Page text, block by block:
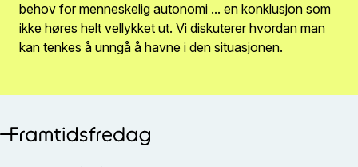
behov for menneskelig autonomi ... en konklusjon som
ikke høres helt vellykket ut. Vi diskuterer hvordan man
kan tenkes å unngå å havne i den situasjonen.